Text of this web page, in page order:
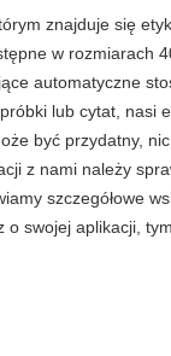
znajduje się
w rozmiarach
automatyczne
lub cytat, nasi
być przydatny,
z nami należy
szczegółowe
o swojej aplikacji,